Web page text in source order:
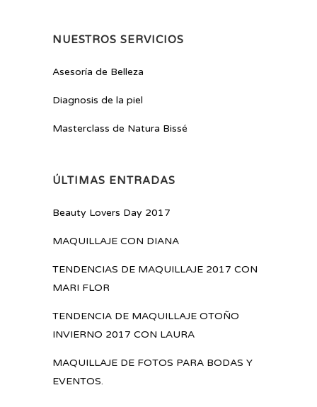
NUESTROS SERVICIOS
Asesoría de Belleza
Diagnosis de la piel
Masterclass de Natura Bissé
ÚLTIMAS ENTRADAS
Beauty Lovers Day 2017
MAQUILLAJE CON DIANA
TENDENCIAS DE MAQUILLAJE 2017 CON
MARI FLOR
TENDENCIA DE MAQUILLAJE OTOÑO
INVIERNO 2017 CON LAURA
MAQUILLAJE DE FOTOS PARA BODAS Y
EVENTOS.